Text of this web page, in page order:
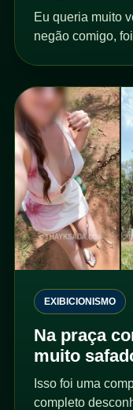
Eu queria muito
negão comigo,
EXIBICIONISMO
Na praça
muito
Isso foi uma
completo